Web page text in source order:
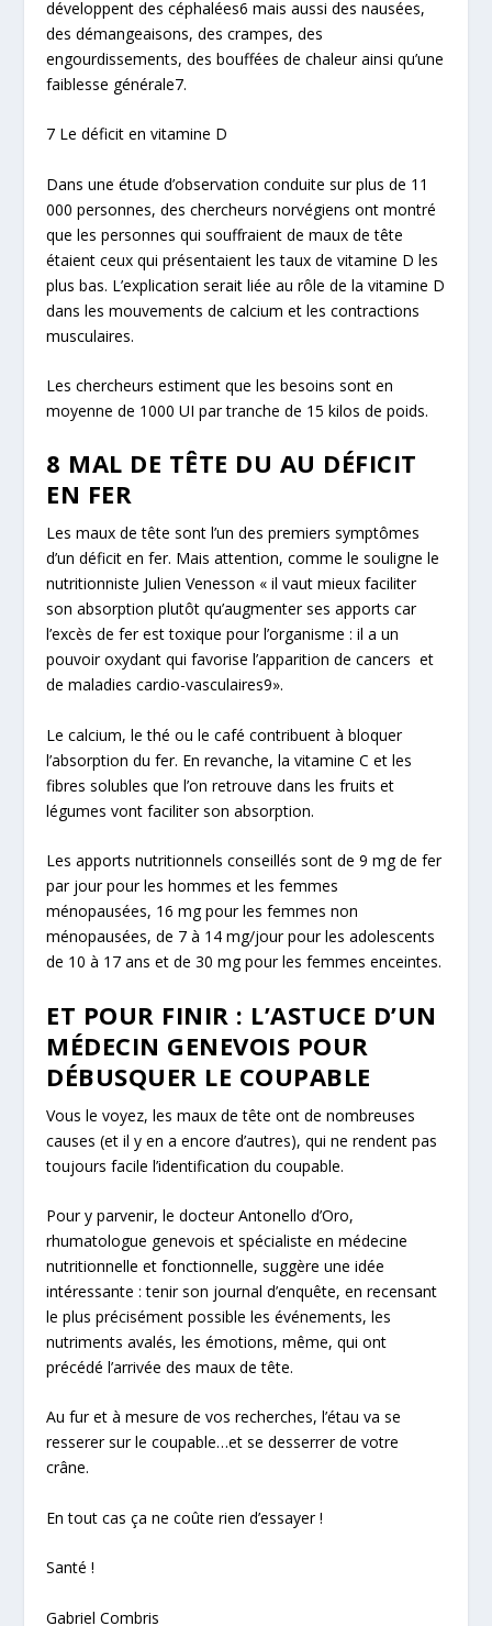
développent des céphalées6 mais aussi des nausées,
des démangeaisons, des crampes, des
engourdissements, des bouffées de chaleur ainsi qu’une
faiblesse générale7.
7 Le déficit en vitamine D
Dans une étude d’observation conduite sur plus de 11
000 personnes, des chercheurs norvégiens ont montré
que les personnes qui souffraient de maux de tête
étaient ceux qui présentaient les taux de vitamine D les
plus bas. L’explication serait liée au rôle de la vitamine D
dans les mouvements de calcium et les contractions
musculaires.
Les chercheurs estiment que les besoins sont en
moyenne de 1000 UI par tranche de 15 kilos de poids.
8 MAL DE TÊTE DU AU DÉFICIT
EN FER
Les maux de tête sont l’un des premiers symptômes
d’un déficit en fer. Mais attention, comme le souligne le
nutritionniste Julien Venesson « il vaut mieux faciliter
son absorption plutôt qu’augmenter ses apports car
l’excès de fer est toxique pour l’organisme : il a un
pouvoir oxydant qui favorise l’apparition de cancers et
de maladies cardio-vasculaires9».
Le calcium, le thé ou le café contribuent à bloquer
l’absorption du fer. En revanche, la vitamine C et les
fibres solubles que l’on retrouve dans les fruits et
légumes vont faciliter son absorption.
Les apports nutritionnels conseillés sont de 9 mg de fer
par jour pour les hommes et les femmes
ménopausées, 16 mg pour les femmes non
ménopausées, de 7 à 14 mg/jour pour les adolescents
de 10 à 17 ans et de 30 mg pour les femmes enceintes.
ET POUR FINIR : L’ASTUCE D’UN
MÉDECIN GENEVOIS POUR
DÉBUSQUER LE COUPABLE
Vous le voyez, les maux de tête ont de nombreuses
causes (et il y en a encore d’autres), qui ne rendent pas
toujours facile l’identification du coupable.
Pour y parvenir, le docteur Antonello d’Oro,
rhumatologue genevois et spécialiste en médecine
nutritionnelle et fonctionnelle, suggère une idée
intéressante :tenir son journal d’enquête, en recensant
le plus précisément possible les événements, les
nutriments avalés, les émotions, même, qui ont
précédé l’arrivée des maux de tête.
Au fur et à mesure de vos recherches, l’étau va se
resserer sur le coupable…et se desserrer de votre
crâne.
En tout cas ça ne coûte rien d’essayer !
Santé !
Gabriel Combris